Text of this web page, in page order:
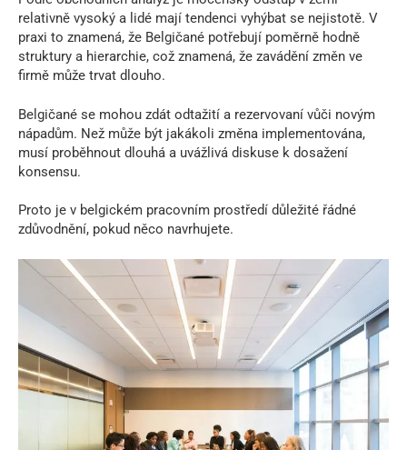
relativně vysoký a lidé mají tendenci vyhýbat se nejistotě. V
praxi to znamená, že Belgičané potřebují poměrně hodně
struktury a hierarchie, což znamená, že zavádění změn ve
firmě může trvat dlouho.
Belgičané se mohou zdát odtažití a rezervovaní vůči novým
nápadům. Než může být jakákoli změna implementována,
musí proběhnout dlouhá a uvážlivá diskuse k dosažení
konsensu.
Proto je v belgickém pracovním prostředí důležité řádné
zdůvodnění, pokud něco navrhujete.